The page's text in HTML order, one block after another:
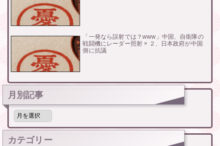
「一発なら誤射では？www」中国、自衛隊の
戦闘機にレーダー照射 × ２、日本政府が中国
側に抗議
月別記事
月
記
事
カテゴリー